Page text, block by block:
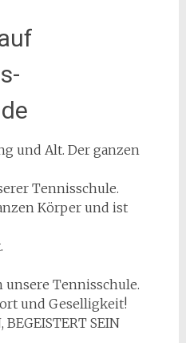
und Alt. Der ganzen
Tennisschule.
Körper und ist
Tennisschule.
und Geselligkeit!
BEGEISTERT SEIN